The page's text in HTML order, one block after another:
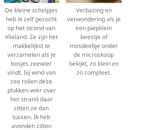
De kleine schelpjes
heb ik zelf gezocht
op het strand van
Vlieland. Ze zijn het
makkelijkst te
verzamelen als je
bosjes zeewier
vindt, bij wind van
zee rollen deze
plukken wier over
het strand daar
zitten ze dan
tussen. Ik heb
avonden zitten
Verbazing en
verwondering als je
een piepklein
beestje of
mosdeeltje onder
de microskoop
bekijkt, zo klein en
zo compleet.